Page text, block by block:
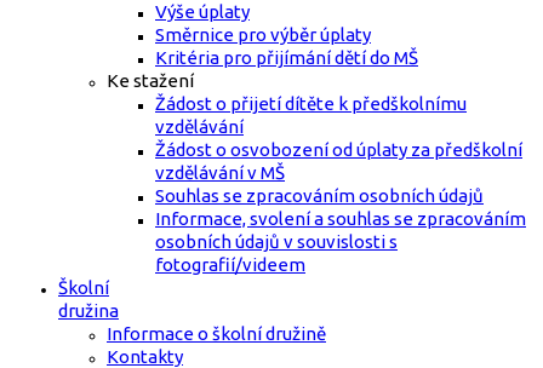
Výše úplaty
Směrnice pro výběr úplaty
Kritéria pro přijímání dětí do MŠ
Ke stažení
Žádost o přijetí dítěte k předškolnímu
vzdělávání
Žádost o osvobození od úplaty za předškolní
vzdělávání v MŠ
Souhlas se zpracováním osobních údajů
Informace, svolení a souhlas se zpracováním
osobních údajů v souvislosti s
fotografií/videem
Školní
družina
Informace o školní družině
Kontakty